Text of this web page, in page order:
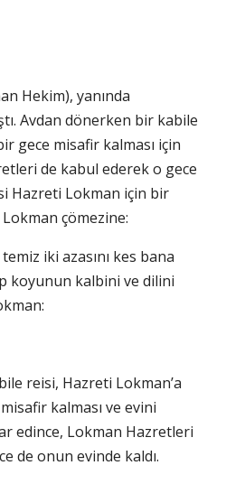
Hekim), yanında
Avdan dönerken bir kabile
gece misafir kalması için
de kabul ederek o gece
Hazreti Lokman için bir
çömezine:
iki azasını kes bana
koyunun kalbini ve dilini
reisi, Hazreti Lokman’a
kalması ve evini
edince, Lokman Hazretleri
de onun evinde kaldı.